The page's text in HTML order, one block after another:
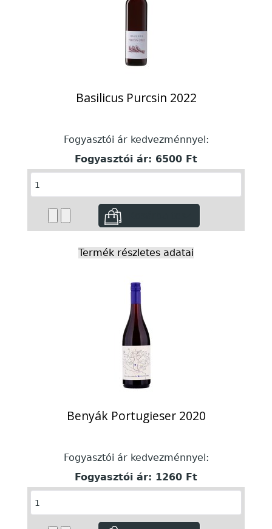
Basilicus Purcsin 2022
Fogyasztói ár kedvezménnyel:
Fogyasztói ár: 6500 Ft
Termék részletes adatai
Benyák Portugieser 2020
Fogyasztói ár kedvezménnyel:
Fogyasztói ár: 1260 Ft